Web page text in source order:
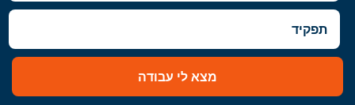
מצא לי עבודה